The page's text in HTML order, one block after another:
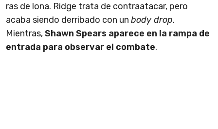
ras de lona. Ridge trata de contraatacar, pero
acaba siendo derribado con un body drop.
Mientras,Shawn Spears aparece en la rampa de
entrada para observar el combate.